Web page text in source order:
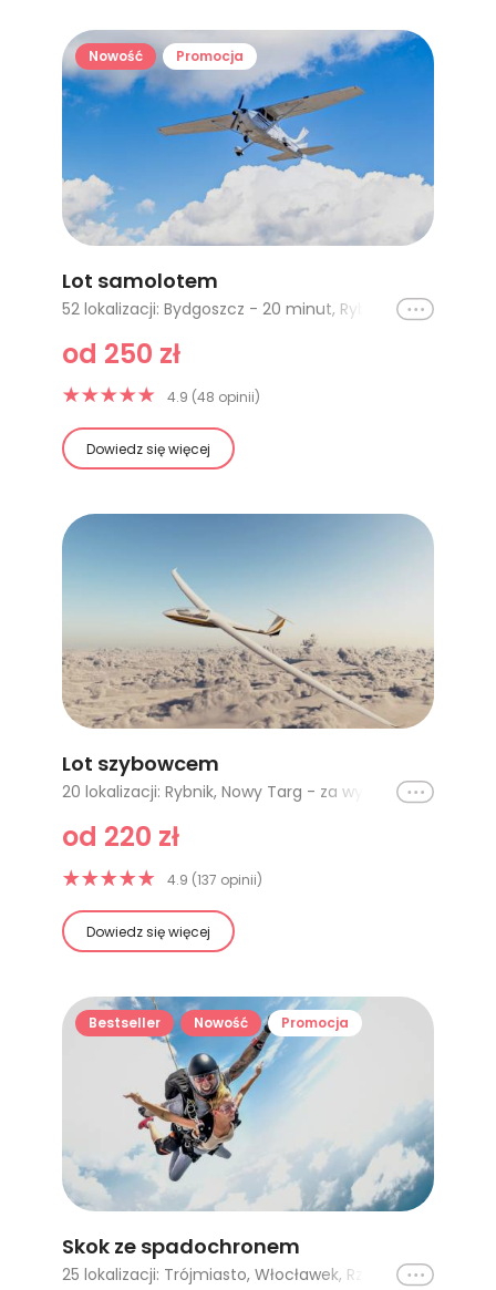
Nowość Promocja
Lot samolotem
52 lokalizacji: Bydgoszcz - 20 minut, Rybnik - 10 minut (1-3 os), Łódź - 30 minut, Toruń (Łysomice) - 20 minut, Toruń (Łysomice) - lot VIP, Bydgoszcz - lot VIP, Rybnik - 20 minut (1-3os), Rybnik - 30 minut (1-3os), Kraków - 20 minut, Kraków - 30 minut, Trójmiasto - 15 minut, Trójmiasto - 30 minut, Jura Krakowsko-Częstochowska - 15 minut, Gliwice - 20 minut, Kielce - lot w Tatry, Zakopane - 20 minut (3 osoby), Gliwice - 30 minut (Pipistrel), Olsztyn - 15 minut, Olsztyn - 30 minut, Olsztyn - 60 minut, Kielce - 15 minut, Kielce - 20 minut, Kielce - 30 minut, Kielce - 60 minut, Jaworzno - 20 minut, Jaworzno - 30 minut, Jura Krakowsko-Częstochowska - 30 minut, Lot nad Tatrami, Mazury - 15 minut, Mazury - 30 minut, Mazury - 60 minut, Warszawa - 15 minut, Warszawa - 30 minut, Warszawa - 60 minut, Łódź - 15 minut, Łódź - 60 minut, Gliwice - lot w Beskidy, Gliwice - lot w Tatry, Gdańsk - 15 minut, Bielsko-Biała - 20 minut, Bielsko-Biała - 30 minut, Opole (Kamień Śląski) - 20 minut, Opole (Kamień Śląski) - 30 minut, Szczecinek - 15 minut, Szczecinek z filmowaniem - 15 minut, Bydgoszcz - 30 minut, Katowice - 20 minut, Szczecin - 15 minut, Szczecin - 30 minut, Szczecin - 60 minut, Włocławek - Cessna 172 - 15 minut, Włocławek - Cessna 172 - 30 minut
Ikona
od 250 zł
4.9 (48 opinii)
Dowiedz się więcej
Lot szybowcem
20 lokalizacji: Rybnik, Nowy Targ - za wyciągarką, Toruń - start za wyciągarką, Toruń - start za samolotem, Gdańsk, Rzeszów, Częstochowa - lot zapoznawczy, Ostrów Wielkopolski, Gliwice - start za wyciągarką, Nowy Targ - lot nad Gorce, Nowy Targ - lot nad Kasprowy, Wrocław - 15 minut (z własnym napędem), Częstochowa 30 minut - lot zapoznawczy, Krosno, Elbląg - 15 minut, Gliwice - lot za samolotem (30-50 min), Gliwice - lot motoszybowcem 20 minut, Włocławek - start za wyciągarką, Włocławek - start za samolotem (7-10 min), Włocławek - start za samolotem (20 min)
Ikona
od 220 zł
4.9 (137 opinii)
Dowiedz się więcej
Bestseller Nowość Promocja
Skok ze spadochronem
25 lokalizacji: Trójmiasto, Włocławek, Rzeszów, Nowy Targ, Kraków, Poznań - Bednary, Gliwice, Łódź - SKOK Z WOJSKOWEGO DESANTOWCA, Hel (Półwysep Helski), Warszawa (Przasnysz), Poznań - Kobylnica, Zielona Góra, Ostrów Wielkopolski LOW-COST, Ostrów Wielkopolski STANDARD, Elbląg, Gdańsk, Piotrków Trybunalski - SKOK Z WOJSKOWEGO DESANTOWCA, Leszno I, Wrocław, Nowy Sącz, Wrocław-Mirosławice LOW-COST, Częstochowa, Rzeszów II, Tarnów, Mielec
Ikona